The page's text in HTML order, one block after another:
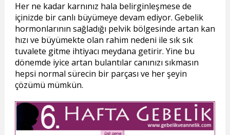
Her ne kadar karnınız hala belirginleşmese de
içinizde bir canlı büyümeye devam ediyor. Gebelik
hormonlarının sağladığı pelvik bölgesinde artan kan
hızı ve büyümekte olan rahim nedeni ile sık sık
tuvalete gitme ihtiyacı meydana getirir. Yine bu
dönemde iyice artan bulantılar canınızı sıkmasın
hepsi normal sürecin bir parçası ve her şeyin
çözümü mümkün.